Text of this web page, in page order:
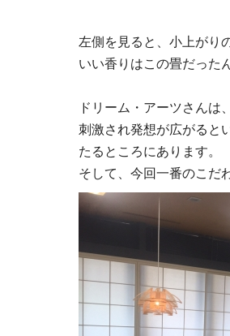
左側を見ると、小上がり
いい香りはこの畳だった
ドリーム・アーツさんは
刺激され発想が広がると
たるところにあります。
そして、今回一番のこだ